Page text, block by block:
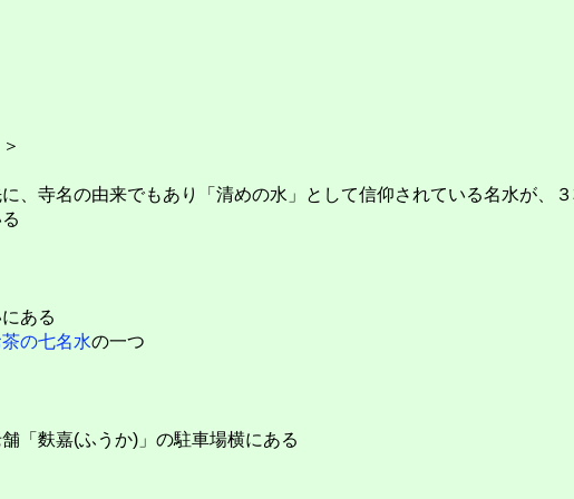
、寺名の由来でもあり「清めの水」として信仰されている名水が、
ある
の七名水の一つ
「麩嘉(ふうか)」の駐車場横にある